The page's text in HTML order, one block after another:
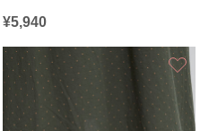
¥5,940
お気に入り